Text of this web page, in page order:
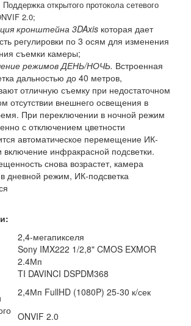
Поддержка открытого протокола сетевого
2.0;
кронштейна 3DAxis которая дает
регулировки по 3 осям для изменения
съемки камеры;
режимов ДЕНЬ/НОЧЬ. Встроенная
дальностью до 40 метров,
отличную съемку при недостаточном
отсутствии внешнего освещения в
При переключении в ночной режим
с отключением цветности
автоматическое перемещение ИК-
включение инфракрасной подсветки.
снова возрастет, камера
дневной режим, ИК-подсветка
2,4-мегапикселя
Sony IMX222 1/2,8" CMOS EXMOR
2.4Мп
TI DAVINCI DSPDM368
2,4Мп FullHD (1080P) 25-30 к/сек
ONVIF 2.0